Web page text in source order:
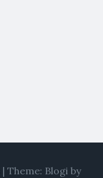
| Theme: Blogi by